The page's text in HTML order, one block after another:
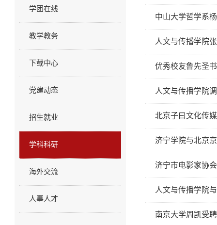
学团在线
教学教务
下载中心
党建动态
招生就业
学科科研
海外交流
人事人才
中山大学哲学系
人文与传播学院
优秀校友鲁先圣
人文与传播学院
北京子曰文化传
济宁学院与北京
济宁市电影家协
人文与传播学院
南京大学周凯受